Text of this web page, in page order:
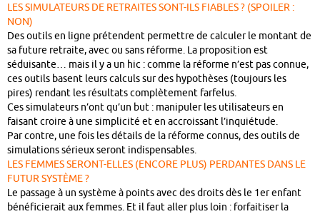
LES SIMULATEURS DE RETRAITES SONT-ILS FIABLES ? (SPOILER :
NON)
Des outils en ligne prétendent permettre de calculer le montant de
sa future retraite, avec ou sans réforme. La proposition est
séduisante… mais il y a un hic : comme la réforme n’est pas connue,
ces outils basent leurs calculs sur des hypothèses (toujours les
pires) rendant les résultats complètement farfelus.
Ces simulateurs n’ont qu’un but : manipuler les utilisateurs en
faisant croire à une simplicité et en accroissant l’inquiétude.
Par contre, une fois les détails de la réforme connus, des outils de
simulations sérieux seront indispensables.
LES FEMMES SERONT-ELLES (ENCORE PLUS) PERDANTES DANS LE
FUTUR SYSTÈME ?
Le passage à un système à points avec des droits dès le 1er enfant
bénéficierait aux femmes. Et il faut aller plus loin : forfaitiser la